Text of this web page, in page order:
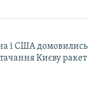
і США домовились
Києву ракет